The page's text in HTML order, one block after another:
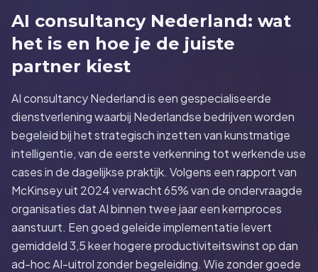
AI consultancy Nederland: wat
het is en hoe je de juiste
partner kiest
AI consultancy Nederland is een gespecialiseerde
dienstverlening waarbij Nederlandse bedrijven worden
begeleid bij het strategisch inzetten van kunstmatige
intelligentie, van de eerste verkenning tot werkende use
cases in de dagelijkse praktijk. Volgens een rapport van
McKinsey uit 2024 verwacht 65% van de ondervraagde
organisaties dat AI binnen twee jaar een kernproces
aanstuurt. Een goed geleide implementatie levert
gemiddeld 3,5 keer hogere productiviteitswinst op dan
ad-hoc AI-uitrol zonder begeleiding. Wie zonder goede